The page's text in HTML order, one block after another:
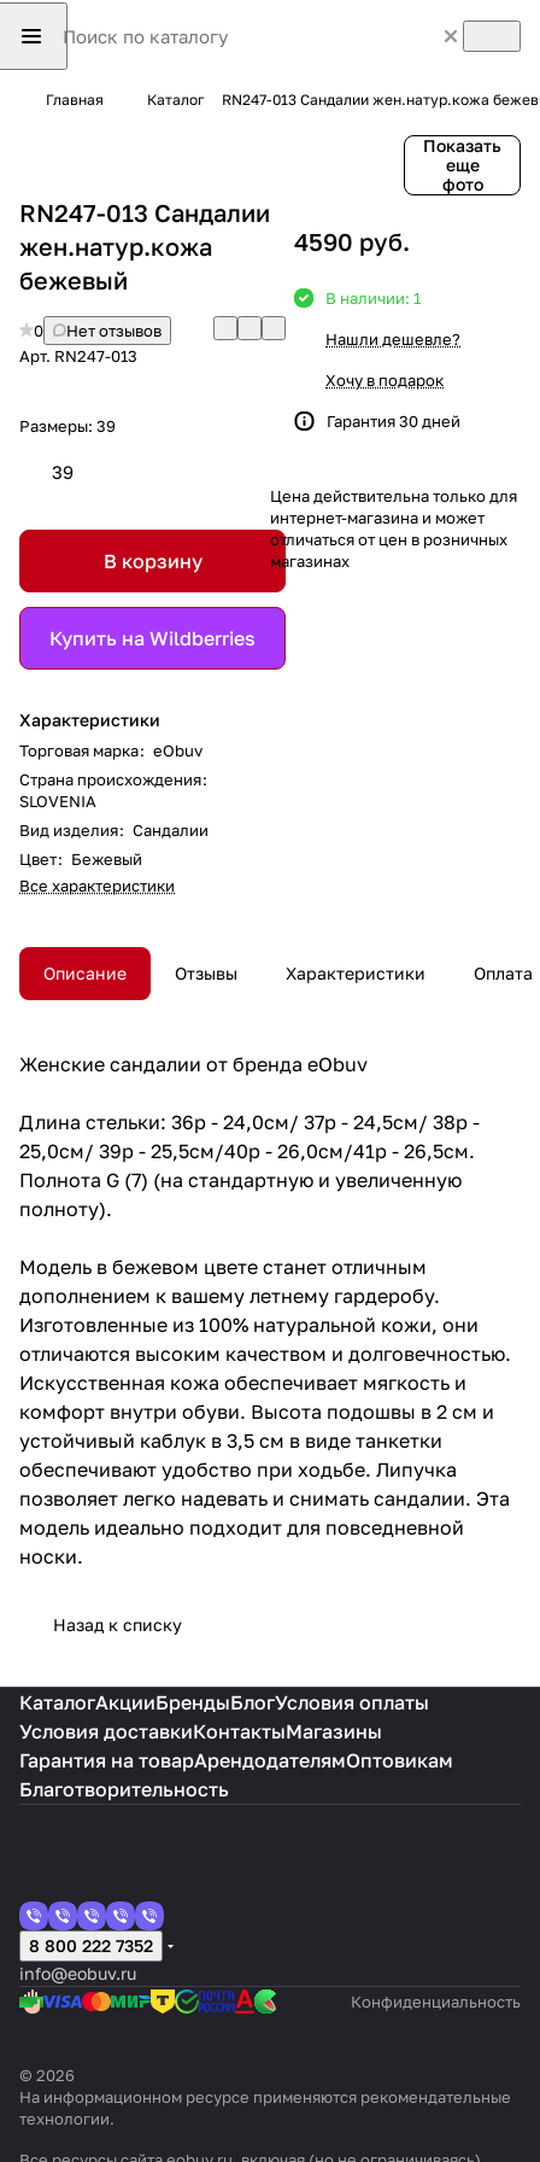
Главная Каталог RN247-013 Сандалии жен.натур.кожа
Показать
еще
фото
RN247-013 Сандалии
жен.натур.кожа
бежевый
0
Нет отзывов
Арт. RN247-013
Размеры: 39
39
В корзину
Купить на Wildberries
Характеристики
Торговая марка: eObuv
Страна происхождения:
SLOVENIA
Вид изделия: Сандалии
Цвет: Бежевый
Все характеристики
4590 руб.
В наличии: 1
Нашли дешевле?
Хочу в подарок
Гарантия 30 дней
Цена действительна только для
интернет-магазина и может
отличаться от цен в розничных
магазинах
Описание Отзывы Характеристики Оплата
Женские сандалии от бренда eObuv
Длина стельки: 36р - 24,0см/ 37р - 24,5см/ 38р -
25,0см/ 39р - 25,5см/40р - 26,0см/41р - 26,5см.
Полнота G (7) (на стандартную и увеличенную
полноту).
Модель в бежевом цвете станет отличным
дополнением к вашему летнему гардеробу.
Изготовленные из 100% натуральной кожи, они
отличаются высоким качеством и долговечностью.
Искусственная кожа обеспечивает мягкость и
комфорт внутри обуви. Высота подошвы в 2 см и
устойчивый каблук в 3,5 см в виде танкетки
обеспечивают удобство при ходьбе. Липучка
позволяет легко надевать и снимать сандалии. Эта
модель идеально подходит для повседневной
носки.
Назад к списку
КаталогАкцииБрендыБлогУсловия оплаты
Условия доставкиКонтактыМагазины
Гарантия на товарАрендодателямОптовикам
Благотворительность
8 800 222 7352
info@eobuv.ru
Конфиденциальность
© 2026
На информационном ресурсе применяются рекомендательные
технологии.